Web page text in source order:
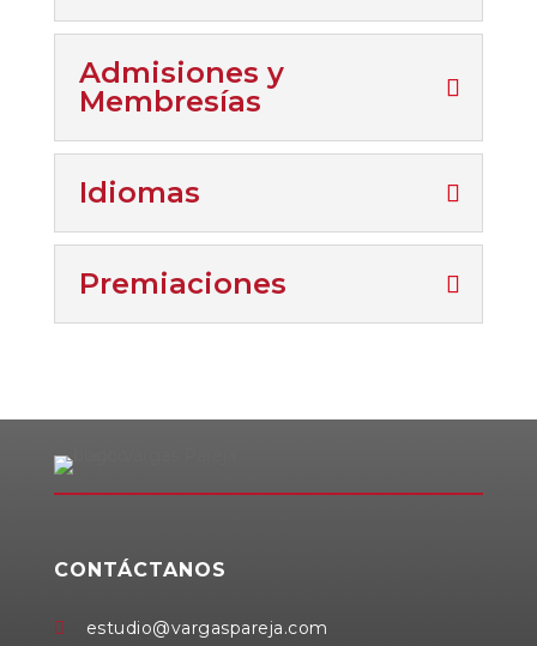
Admisiones y
Membresías
Idiomas
Premiaciones
CONTÁCTANOS
 estudio@vargaspareja.com